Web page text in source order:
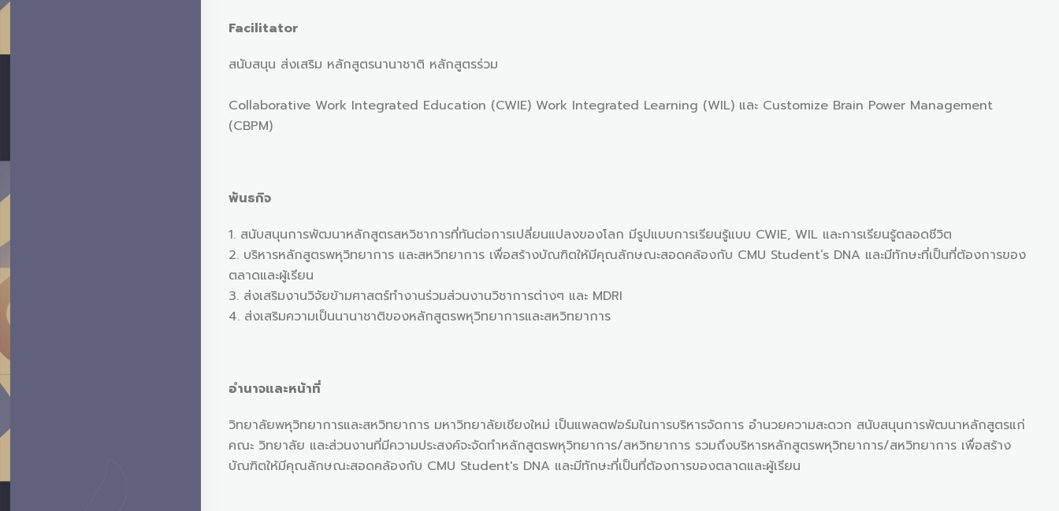
Facilitator
สนับสนุน ส่งเสริม หลักสูตรนานาชาติ หลักสูตรร่วม
Collaborative Work Integrated Education (CWIE) Work Integrated Learning (WIL) และ Customize Brain Power Management
(CBPM)
พันธกิจ
1. สนับสนุนการพัฒนาหลักสูตรสหวิชาการที่ทันต่อการเปลี่ยนแปลงของโลก มีรูปแบบการเรียนรู้แบบ CWIE, WIL และการเรียนรู้ตลอดชีวิต
2. บริหารหลักสูตรพหุวิทยาการ และสหวิทยาการ เพื่อสร้างบัณฑิตให้มีคุณลักษณะสอดคล้องกับ CMU Student’s DNA และมีทักษะที่เป็นที่ต้องการของ
ตลาดและผู้เรียน
3. ส่งเสริมงานวิจัยข้ามศาสตร์ทำงานร่วมส่วนงานวิชาการต่างๆ และ MDRI
4. ส่งเสริมความเป็นนานาชาติของหลักสูตรพหุวิทยาการและสหวิทยาการ
อำนาจและหน้าที่
วิทยาลัยพหุวิทยาการและสหวิทยาการ มหาวิทยาลัยเชียงใหม่ เป็นแพลตฟอร์มในการบริหารจัดการ อำนวยความสะดวก สนับสนุนการพัฒนาหลักสูตรแก่
คณะ วิทยาลัย และส่วนงานที่มีความประสงค์จะจัดทำหลักสูตรพหุวิทยาการ/สหวิทยาการ รวมถึงบริหารหลักสูตรพหุวิทยาการ/สหวิทยาการ เพื่อสร้าง
บัณฑิตให้มีคุณลักษณะสอดคล้องกับ CMU Student's DNA และมีทักษะที่เป็นที่ต้องการของตลาดและผู้เรียน